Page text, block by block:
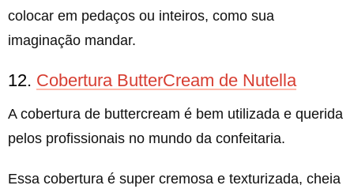
colocar em pedaços ou inteiros, como sua
imaginação mandar.
12. Cobertura ButterCream de Nutella
A cobertura de buttercream é bem utilizada e querida
pelos profissionais no mundo da confeitaria.
Essa cobertura é super cremosa e texturizada, cheia